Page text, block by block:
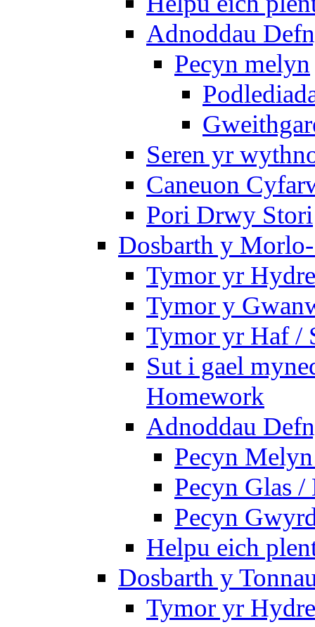
Adnoddau
Pecyn melyn
Seren yr
Caneuon
Pori Drwy Stori
Dosbarth y
Tymor yr
Tymor y
Tymor yr Haf /
Sut i gael
Homework
Adnoddau
Pecyn
Pecyn Glas /
Pecyn
Helpu eich
Dosbarth y
Tymor yr